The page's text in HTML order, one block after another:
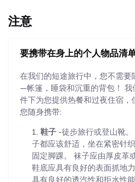
注意
要携带在身上的个人物品清
在我们的短途旅行中，您不需要
—帐篷，睡袋和沉重的背包！ 我
件下为您提供热餐和过夜住宿，
您随身携带:
鞋子 -徒步旅行或登山靴
子都应该舒适，坐在紧密针
固定脚踝。 袜子应由厚皮革
鞋底应具有良好的表面抓地
具有良好的透汽性和拒水性能